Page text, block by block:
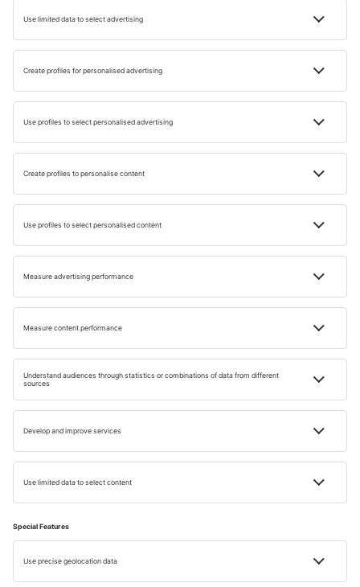
Mikor a legjobb Törökországba utazni?
Időjárás
tengerparton ennek a tengeri változata van. A szárazföld
belsejében kontinentális éghajlat uralkodik. A nyarak
általában forrók, a hőmérséklet gyakran meghaladja a 30
Január és február: ezek a téli hónapok, a hőmérséklet
ami kedvez a városnézésnek.
Május kiváló időszak a látogatásra, kellemes, 20°C körüli
hőmérsékletekkel és kevesebb turistával.
Június, július és augusztus a nyári főszezon
Törökországban, a hőmérséklet elérheti a 30°C-ot, ami
Novemberben hűvösebb török napok kezdődnek, de
még mindig kellemes, 15°C körüli hőmérsékletekkel.